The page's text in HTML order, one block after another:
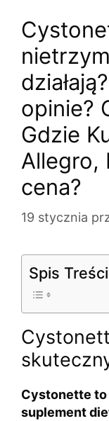
opinie?
Gdzie
Allegro,
cena?
19 stycznia
Spis Treści
Cystonette
suplement